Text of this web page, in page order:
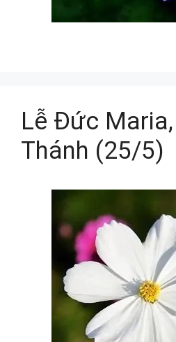
Lễ Đức
Thánh (25/5)